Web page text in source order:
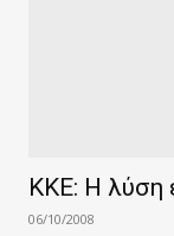
ΚΚΕ: Η λύση
06/10/2008